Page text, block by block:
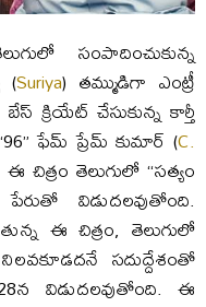
సంపాదించుకున్న
(Suriya) తమ్ముడిగా ఎంట్రీ
క్రియేట్ చేసుకున్న కార్తీ
ఫేమ్ ప్రేమ్ కుమార్ (C.
చిత్రం తెలుగులో “సత్యం
విడుదలవుతోంది.
ఈ చిత్రం, తెలుగులో
సదుద్దేశంతో
విడుదలవుతోంది. ఈ